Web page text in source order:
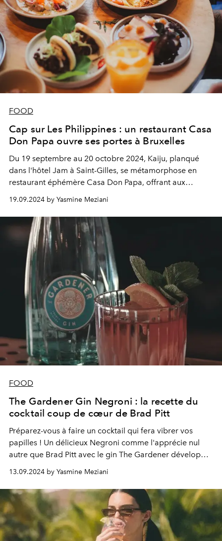
FOOD
Cap sur Les Philippines : un restaurant Casa
Don Papa ouvre ses portes à Bruxelles
Du 19 septembre au 20 octobre 2024, Kaiju, planqué
dans l'hôtel Jam à Saint-Gilles, se métamorphose en
restaurant éphémère Casa Don Papa, offrant aux
19.09.2024 by Yasmine Meziani
FOOD
The Gardener Gin Negroni : la recette du
cocktail coup de cœur de Brad Pitt
Préparez-vous à faire un cocktail qui fera vibrer vos
papilles ! Un délicieux Negroni comme l'apprécie nul
autre que Brad Pitt avec le gin The Gardener développé
13.09.2024 by Yasmine Meziani